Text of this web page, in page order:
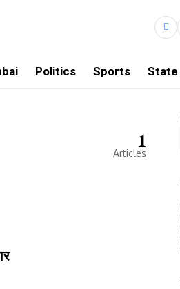
Politics Sports State
1
Articles